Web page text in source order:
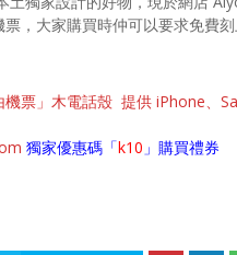
，大家購買時仲可以要求免費
機票」木電話殼 提供 iPhone、
獨家優惠碼「k10 」購買禮券